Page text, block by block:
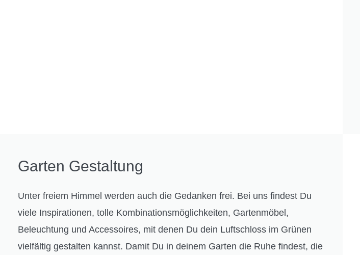
Garten Gestaltung
Unter freiem Himmel werden auch die Gedanken frei. Bei uns findest Du
viele Inspirationen, tolle Kombinationsmöglichkeiten, Gartenmöbel,
Beleuchtung und Accessoires, mit denen Du dein Luftschloss im Grünen
vielfältig gestalten kannst. Damit Du in deinem Garten die Ruhe findest, die